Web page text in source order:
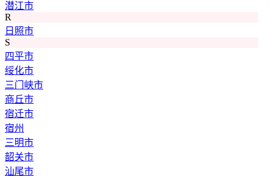
潜江市
R
日照市
S
四平市
绥化市
三门峡市
商丘市
宿迁市
宿州
三明市
韶关市
汕尾市